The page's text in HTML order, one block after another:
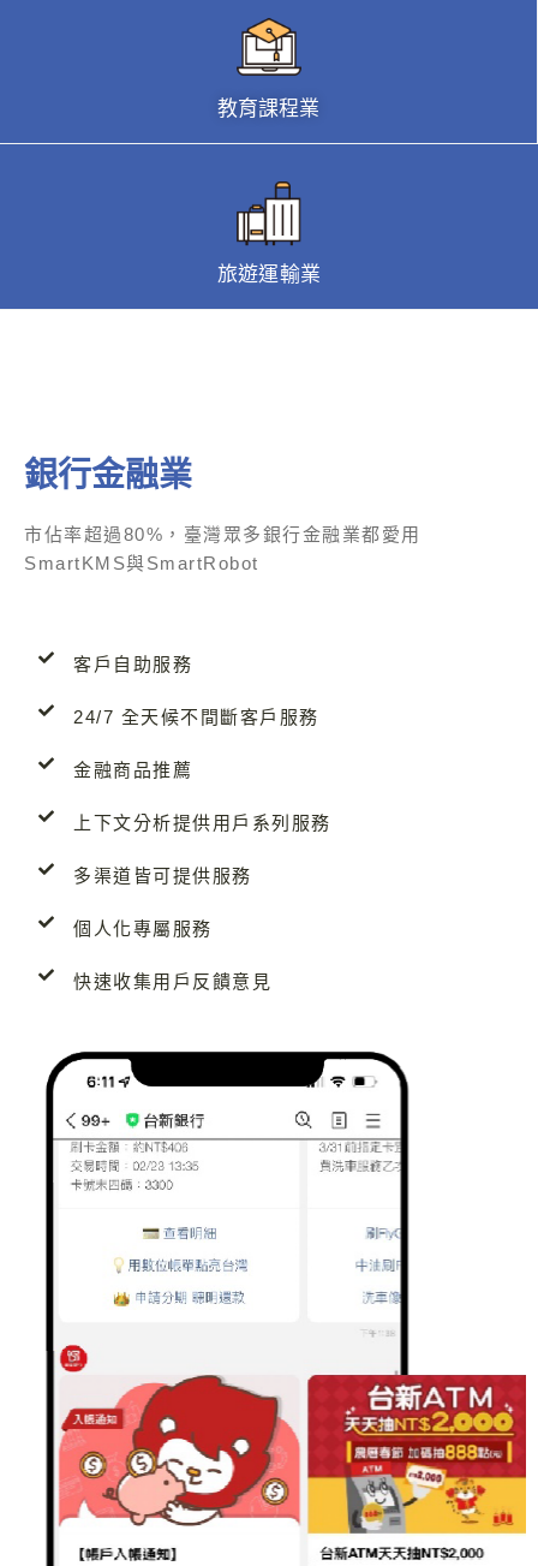
教育課程業
旅遊運輸業
銀行金融業
市佔率超過80%，臺灣眾多銀行金融業都愛用
SmartKMS與SmartRobot
客戶自助服務
24/7 全天候不間斷客戶服務
金融商品推薦
上下文分析提供用戶系列服務
多渠道皆可提供服務
個人化專屬服務
快速收集用戶反饋意見